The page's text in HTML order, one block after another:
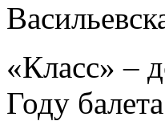
«Класс» –
Году